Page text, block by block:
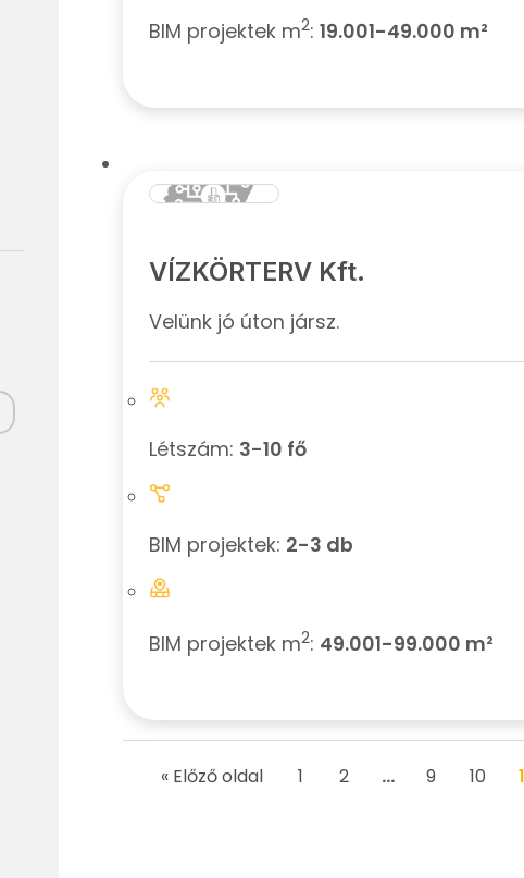
BIM projektek m2: 19.001-49.000 m²
VÍZKÖRTERV Kft.
Velünk jó úton jársz.
Létszám: 3-10 fő
BIM projektek: 2-3 db
BIM projektek m2: 49.001-99.000 m²
« Előző oldal 1 2 … 9 10